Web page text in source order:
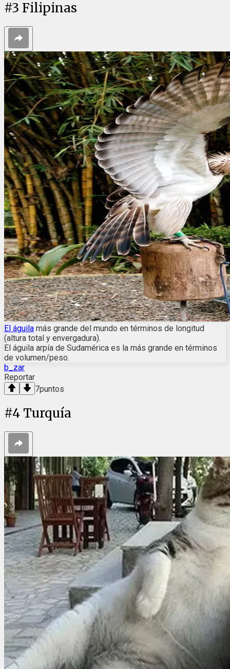
#3 Filipinas
El águila más grande del mundo en términos de longitud
(altura total y envergadura).
El águila arpía de Sudamérica es la más grande en términos
de volumen/peso.
b_zar
Reportar
7puntos
#4 Turquía